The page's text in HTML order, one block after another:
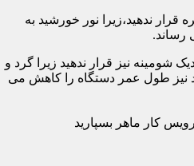
قرار ندهید،زیرا نور خورشید به
رساند.
شومینه نیز قرار ندهید زیرا گرد و
نیز طول عمر دستگاه را کاهش می